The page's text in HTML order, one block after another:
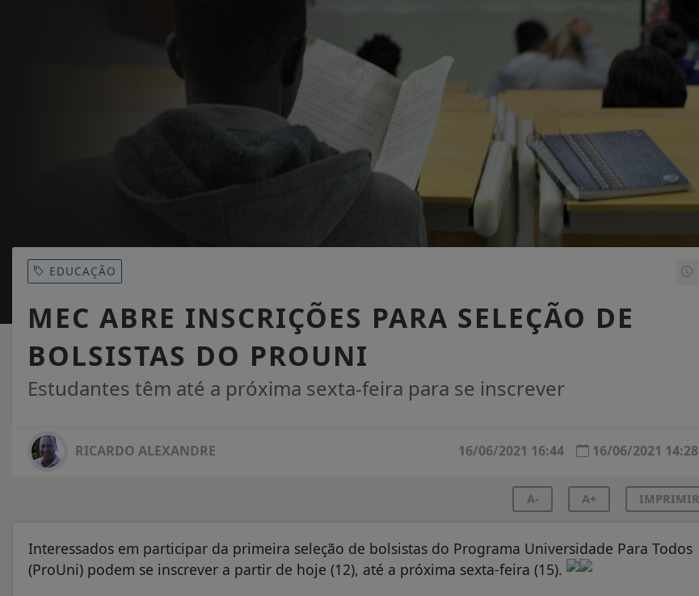
EDUCAÇÃO
MEC ABRE INSCRIÇÕES PARA SELEÇÃO DE
BOLSISTAS DO PROUNI
Estudantes têm até a próxima sexta-feira para se inscrever
RICARDO ALEXANDRE 16/06/2021 14:28
16/06/2021 16:44
A- A+ IMPRIMIR
Interessados em participar da primeira seleção de bolsistas do Programa Universidade Para Todos
(ProUni) podem se inscrever a partir de hoje (12), até a próxima sexta-feira (15).